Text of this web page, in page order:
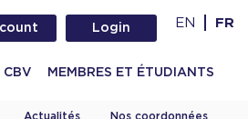
Login EN FR
CBV MEMBRES ET ÉTUDIANTS
Actualités Nos coordonnées